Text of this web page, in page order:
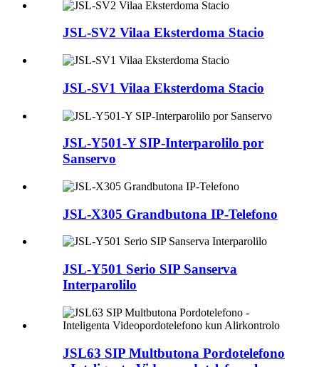
JSL-SV2 Vilaa Eksterdoma Stacio
JSL-SV1 Vilaa Eksterdoma Stacio
JSL-Y501-Y SIP-Interparolilo por
Sanservo
JSL-X305 Grandbutona IP-Telefono
JSL-Y501 Serio SIP Sanserva
Interparolilo
JSL63 SIP Multbutona Pordotelefono